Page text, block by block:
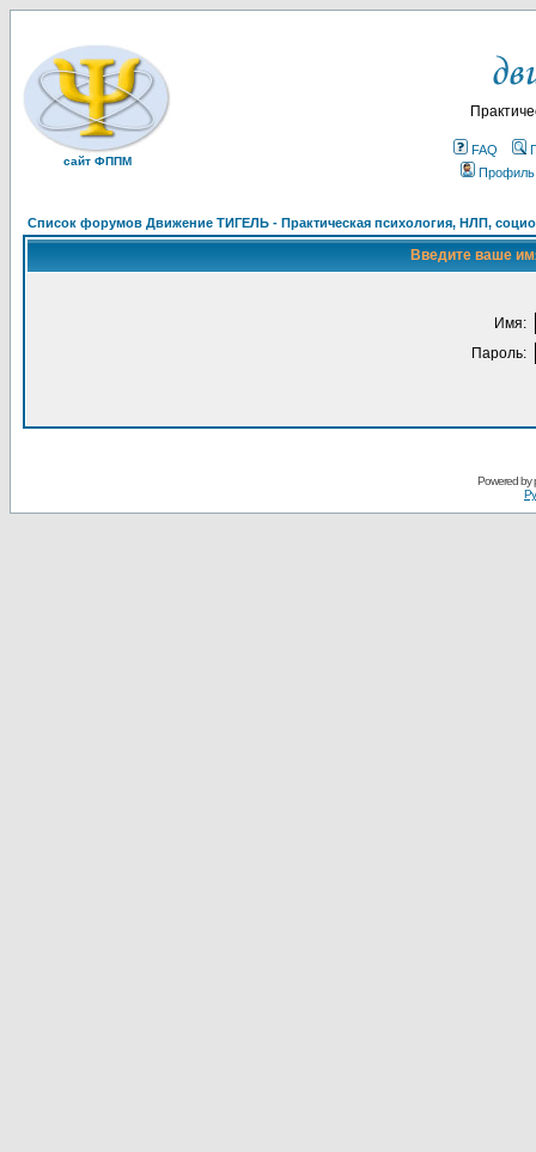
сайт ФППМ
FAQ
Профиль
Список форумов Движение ТИГЕЛЬ - Практическая психология, НЛП,
Введите ваше
Имя:
Пароль:
Powered by